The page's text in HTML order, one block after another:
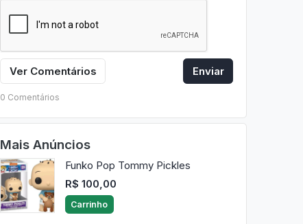
Ver Comentários Enviar
0 Comentários
Mais Anúncios
Funko Pop Tommy Pickles
R$ 100,00
Carrinho